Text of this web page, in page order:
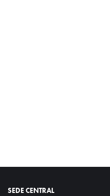
SEDE CENTRAL